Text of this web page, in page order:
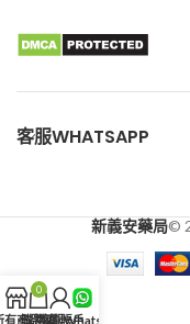
客服WHATSAPP
新義安藥局©
有商品
0
購物車我的賬戶
客服WhatsApp